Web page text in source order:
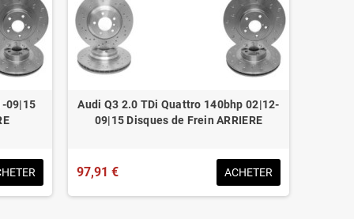
09|15
Audi Q3 2.0 TDi Quattro 140bhp 02|12-
09|15 Disques de Frein ARRIERE
97,91 € ACHETER